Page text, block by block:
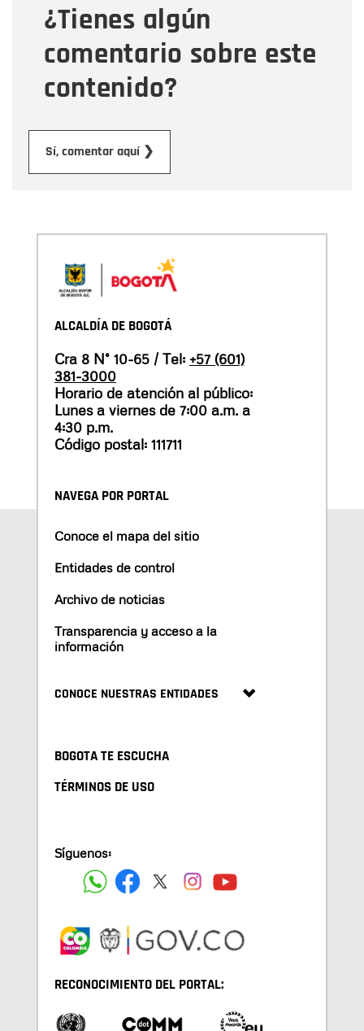
¿Tienes algún
comentario sobre este
contenido?
Sí, comentar aquí ❯
Mensaje
ALCALDÍA DE BOGOTÁ
Cra 8 N° 10-65 / Tel: +57 (601)
381-3000
Horario de atención al público:
Lunes a viernes de 7:00 a.m. a
4:30 p.m.
Código postal: 111711
NAVEGA POR PORTAL
Conoce el mapa del sitio
Entidades de control
Archivo de noticias
Transparencia y acceso a la
información
CONOCE NUESTRAS ENTIDADES
BOGOTA TE ESCUCHA
TÉRMINOS DE USO
Síguenos:
RECONOCIMIENTO DEL PORTAL: